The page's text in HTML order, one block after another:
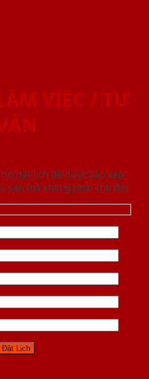
VIỆC / TƯ
đặt lịch để được sắp xếp
vấn mà không phải chờ đợi.